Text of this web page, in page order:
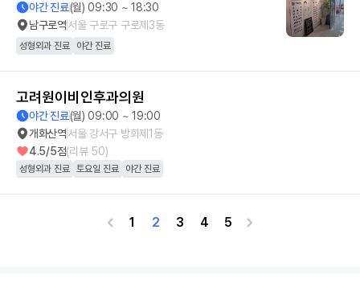
야간 진료(월) 09:30 ~ 18:30
남구로역서울 구로구 구로제3동
성형외과 진료 야간 진료
고려원이비인후과의원
야간 진료(월) 09:00 ~ 19:00
개화산역서울 강서구 방화제1동
4.5/5점(리뷰 50)
성형외과 진료 토요일 진료 야간 진료
1 2 3 4 5